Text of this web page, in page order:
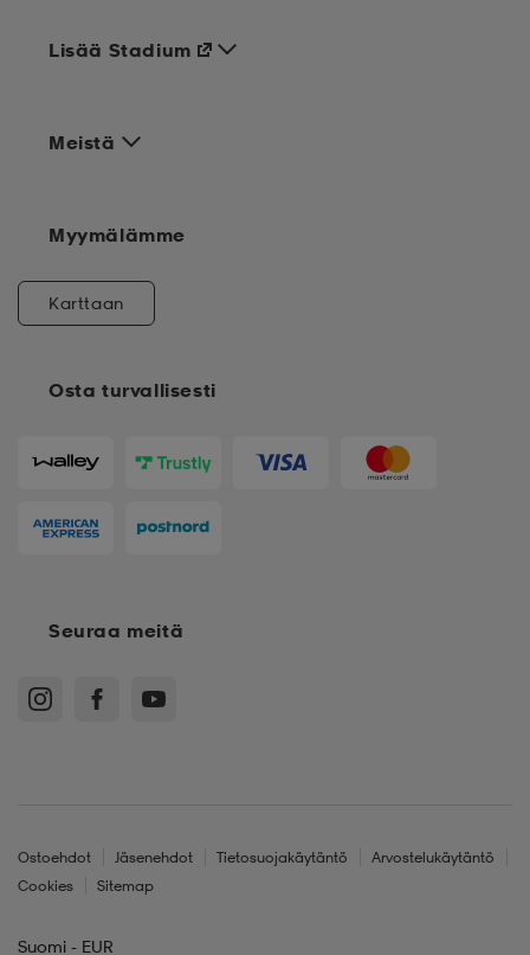
Meistä
Osta turvallisesti
Lisää Stadium
Myymälämme
Karttaan
Seuraa meitä
Ostoehdot Jäsenehdot Tietosuojakäytäntö
Arvostelukäytäntö
Cookies
Sitemap
Suomi - EUR